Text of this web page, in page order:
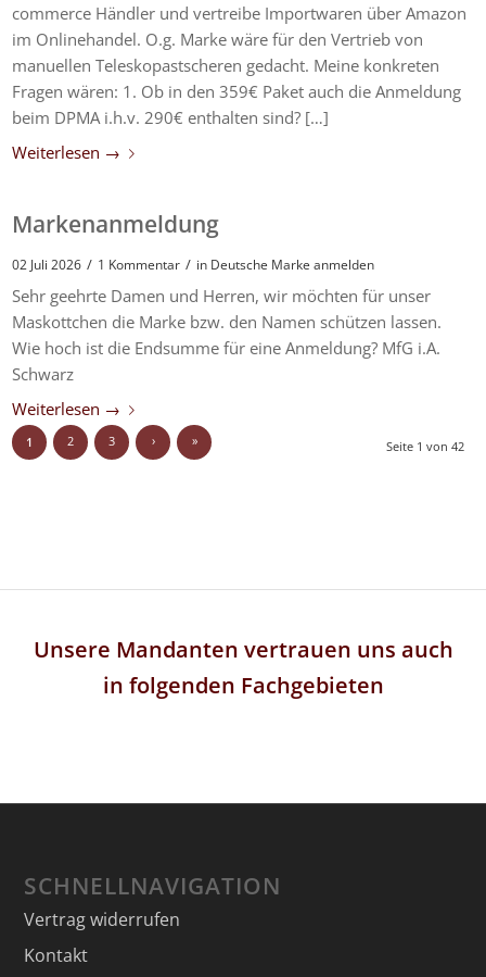
commerce Händler und vertreibe Importwaren über Amazon
im Onlinehandel. O.g. Marke wäre für den Vertrieb von
manuellen Teleskopastscheren gedacht. Meine konkreten
Fragen wären: 1. Ob in den 359€ Paket auch die Anmeldung
beim DPMA i.h.v. 290€ enthalten sind? […]
Weiterlesen →
Markenanmeldung
02 Juli 2026 / 1 Kommentar / in Deutsche Marke anmelden
Sehr geehrte Damen und Herren, wir möchten für unser
Maskottchen die Marke bzw. den Namen schützen lassen.
Wie hoch ist die Endsumme für eine Anmeldung? MfG i.A.
Schwarz
Weiterlesen →
Seite 1 von 42
1 2 3 › »
Unsere Mandanten vertrauen uns auch
in folgenden Fachgebieten
SCHNELLNAVIGATION
Vertrag widerrufen
Kontakt